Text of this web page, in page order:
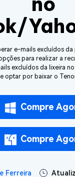
e-mails excluídos da
para realizar a
excluídos da lixeira
optar por baixar o
Compre
Compre
Ferreira